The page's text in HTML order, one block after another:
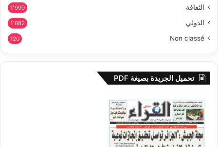
الثقافة 1٬999
الدولي 1٬882
Non classé
120
تحميل الجريدة بصيغة PDF